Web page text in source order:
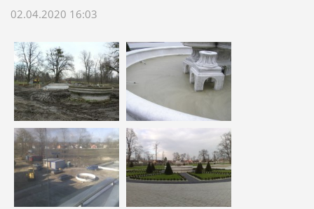
02.04.2020 16:03